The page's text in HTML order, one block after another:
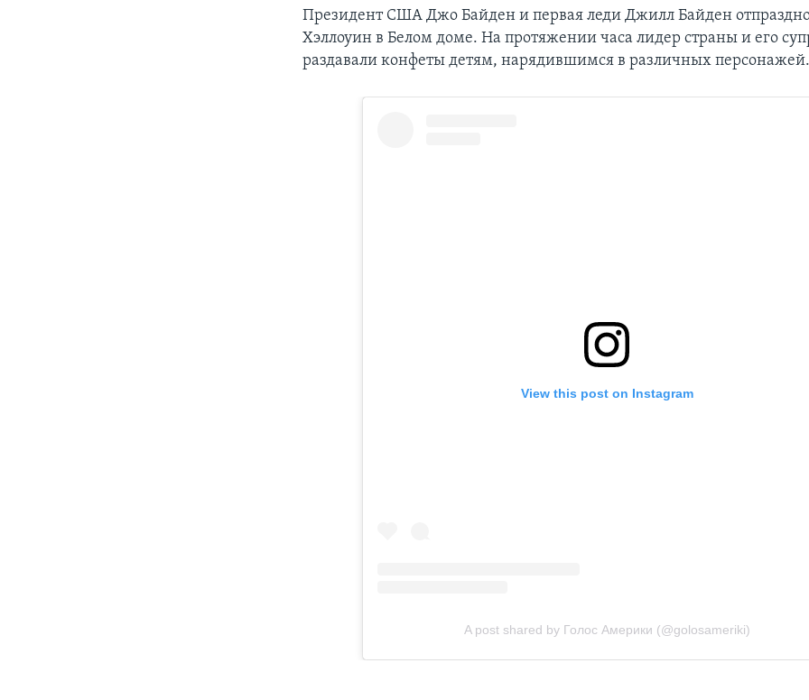
Президент США Джо Байден и первая леди Джилл Байден
Хэллоуин в Белом доме. На протяжении часа лидер страны и его
раздавали конфеты детям, нарядившимся в различных персонажей.